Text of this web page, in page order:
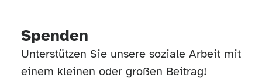
Spenden
Unterstützen Sie unsere soziale Arbeit mit
einem kleinen oder großen Beitrag!